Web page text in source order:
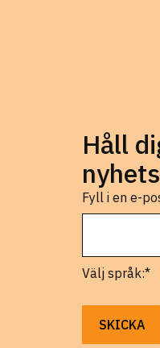
Håll
Fyll i en e-
Välj språk:*